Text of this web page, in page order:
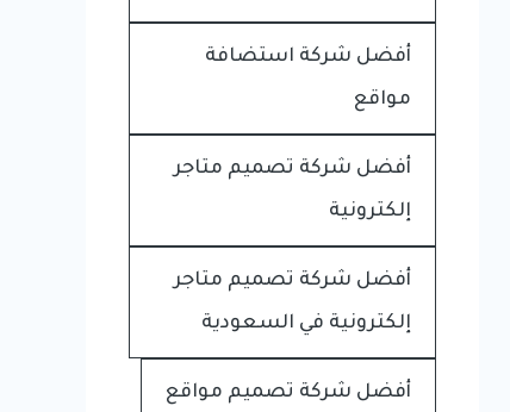
أفضل شركة استضافة
مواقع
أفضل شركة تصميم متاجر
إلكترونية
أفضل شركة تصميم متاجر
إلكترونية في السعودية
أفضل شركة تصميم مواقع